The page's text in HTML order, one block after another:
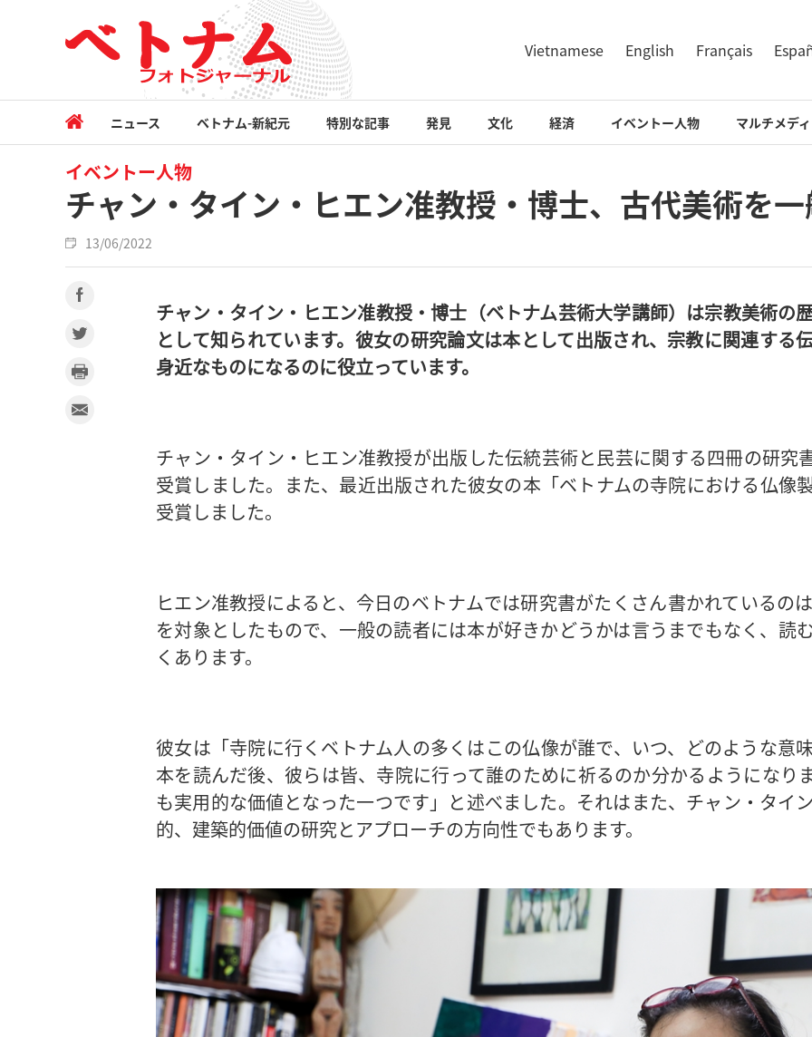
Vietnamese English Français
ニュース ベトナム-新紀元 特別な記事 発見 文化 経済 イベントー人物 マルチメデ
イベントー人物
チャン・タイン・ヒエン准教授・博士、古代美術を
13/06/2022
チャン・タイン・ヒエン准教授・博士（ベトナム芸術大学講師）は宗教美術の
として知られています。彼女の研究論文は本として出版され、宗教に関連する
身近なものになるのに役立っています。
チャン・タイン・ヒエン准教授が出版した伝統芸術と民芸に関する四冊の研究
受賞しました。また、最近出版された彼女の本「ベトナムの寺院における仏像
受賞しました。
ヒエン准教授によると、今日のベトナムでは研究書がたくさん書かれているの
を対象としたもので、一般の読者には本が好きかどうかは言うまでもなく、読
くあります。
彼女は「寺院に行くベトナム人の多くはこの仏像が誰で、いつ、どのような意
本を読んだ後、彼らは皆、寺院に行って誰のために祈るのか分かるようになり
も実用的な価値となった一つです」と述べました。それはまた、チャン・タイ
的、建築的価値の研究とアプローチの方向性でもあります。